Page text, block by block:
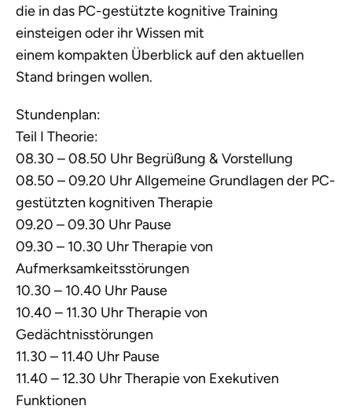
die in das PC-gestützte kognitive Training
einsteigen oder ihr Wissen mit
einem kompakten Überblick auf den aktuellen
Stand bringen wollen.
Stundenplan:
Teil I Theorie:
08.30 – 08.50 Uhr Begrüßung & Vorstellung
08.50 – 09.20 Uhr Allgemeine Grundlagen der PC-
gestützten kognitiven Therapie
09.20 – 09.30 Uhr Pause
09.30 – 10.30 Uhr Therapie von
Aufmerksamkeitsstörungen
10.30 – 10.40 Uhr Pause
10.40 – 11.30 Uhr Therapie von
Gedächtnisstörungen
11.30 – 11.40 Uhr Pause
11.40 – 12.30 Uhr Therapie von Exekutiven
Funktionen